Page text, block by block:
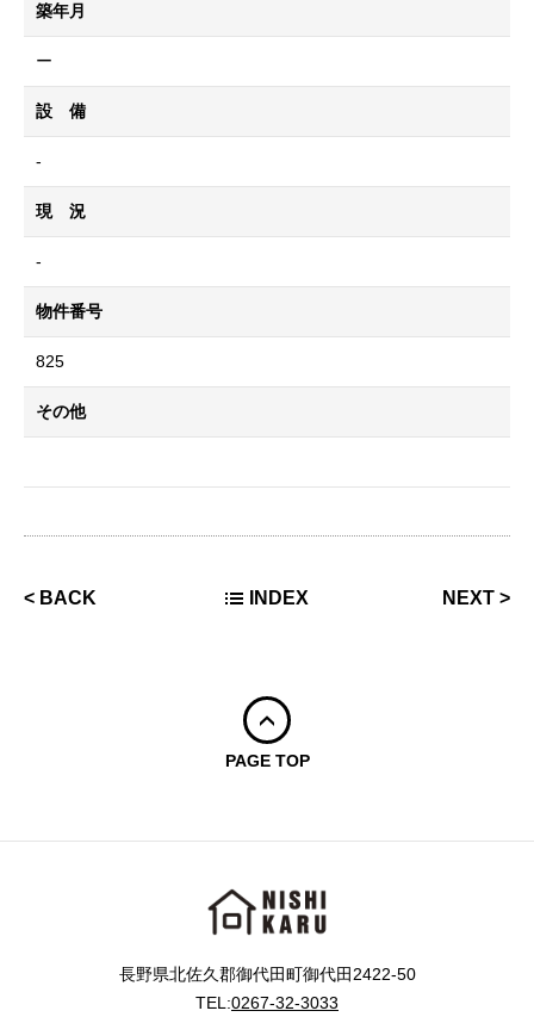
築年月
ー
設 備
-
現 況
-
物件番号
825
その他
< BACK INDEX NEXT >
PAGE TOP
長野県北佐久郡御代田町御代田2422-50
TEL:0267-32-3033